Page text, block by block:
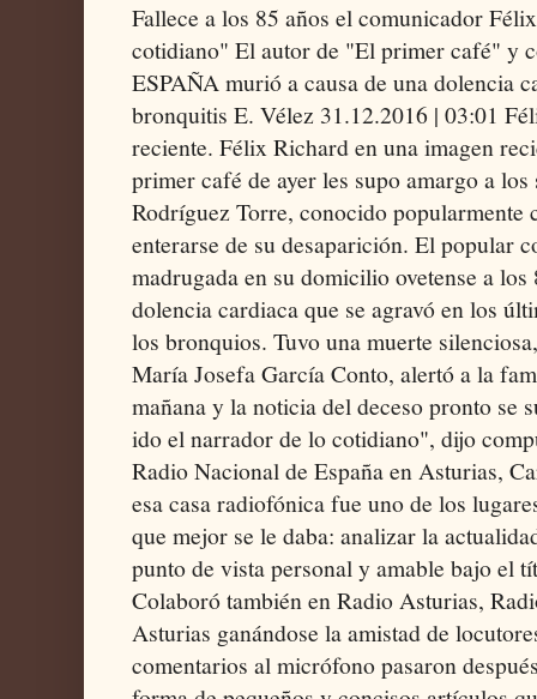
Fallece a los 85 años el comunicador
cotidiano" El autor de "El primer café" y
ESPAÑA murió a causa de una dolencia
bronquitis E. Vélez 31.12.2016 | 03:01
reciente. Félix Richard en una imagen
primer café de ayer les supo amargo a
Rodríguez Torre, conocido popularmente
enterarse de su desaparición. El popular
madrugada en su domicilio ovetense a
dolencia cardiaca que se agravó en los
los bronquios. Tuvo una muerte
María Josefa García Conto, alertó a la
mañana y la noticia del deceso pronto se
ido el narrador de lo cotidiano", dijo
Radio Nacional de España en Asturias,
esa casa radiofónica fue uno de los
que mejor se le daba: analizar la
punto de vista personal y amable bajo el
Colaboró también en Radio Asturias,
Asturias ganándose la amistad de
comentarios al micrófono pasaron